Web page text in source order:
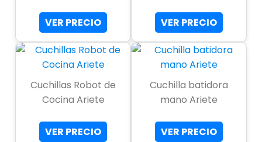
VER PRECIO VER PRECIO
Cuchillas Robot de
Cocina Ariete
VER PRECIO
Cuchilla batidora
mano Ariete
VER PRECIO